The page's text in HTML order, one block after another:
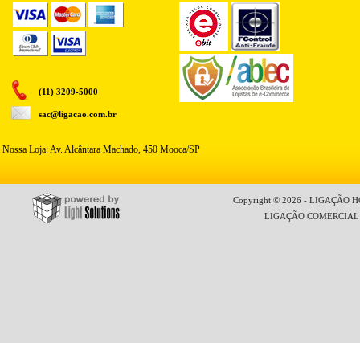
(11) 3209-5000
sac@ligacao.com.br
Nossa Loja: Av. Alcântara Machado, 450 Mooca/SP
Copyright © 2026 - LIGAÇÃO
LIGAÇÃO